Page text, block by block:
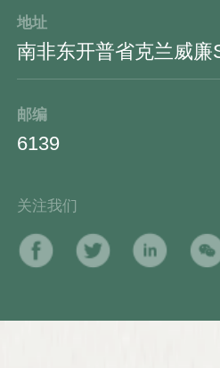
地址
南非东开普省克兰威廉
邮编
6139
关注我们